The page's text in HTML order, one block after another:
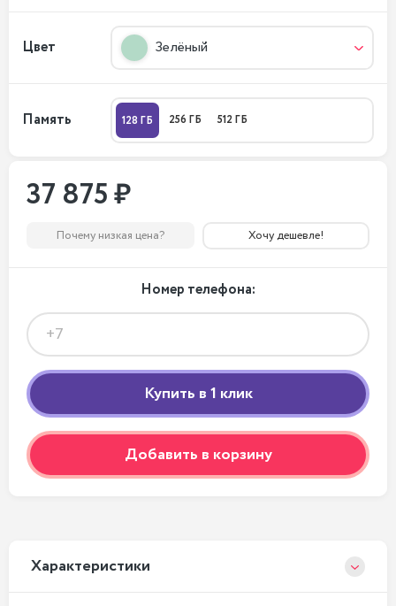
Цвет Зелёный
Память 128 ГБ 256 ГБ 512 ГБ
37 875 ₽
Почему низкая цена? Хочу дешевле!
Номер телефона:
Добавить в корзину
Xарактеристики